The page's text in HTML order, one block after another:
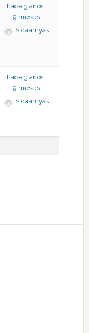
hace 3 años,
9 meses
Sidaamyas
hace 3 años,
9 meses
Sidaamyas